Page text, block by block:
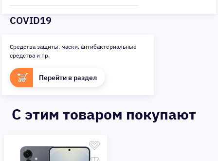
COVID19
Средства защиты, маски, антибактериальные
средства и пр.
Перейти в раздел
C этим товаром покупают